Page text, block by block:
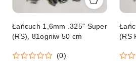
Łańcuch 1,6mm .325" Super
(RS), 81ogniw 50 cm
(0)
(RS